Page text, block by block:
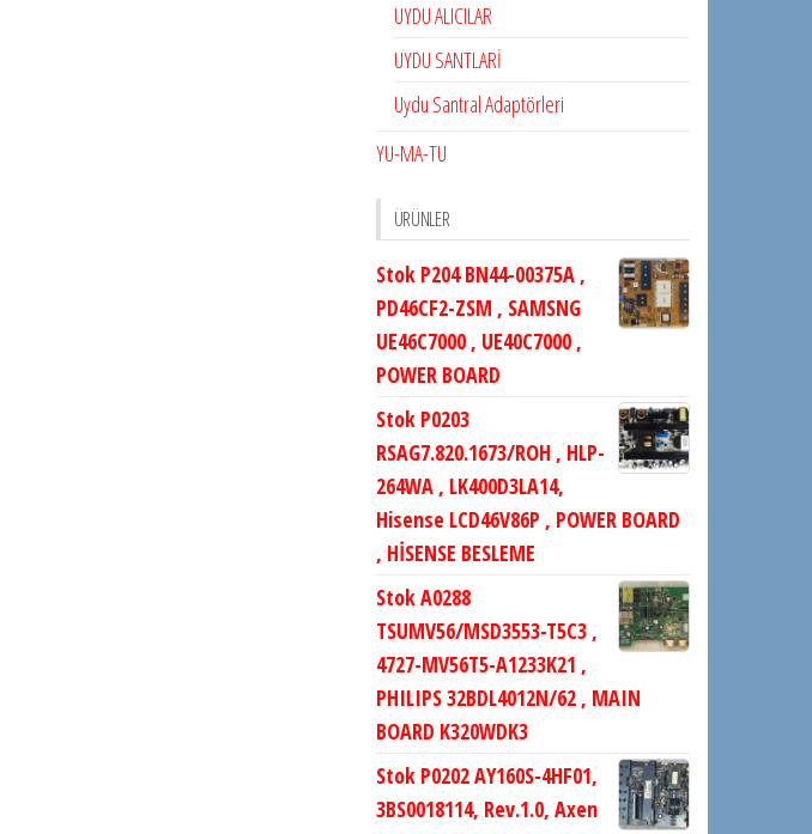
UYDU ALICILAR
UYDU SANTLARİ
Uydu Santral Adaptörleri
YU-MA-TU
ÜRÜNLER
Stok P204 BN44-00375A ,
PD46CF2-ZSM , SAMSNG
UE46C7000 , UE40C7000 ,
POWER BOARD
Stok P0203
RSAG7.820.1673/ROH , HLP-
264WA , LK400D3LA14,
Hisense LCD46V86P , POWER BOARD
, HİSENSE BESLEME
Stok A0288
TSUMV56/MSD3553-T5C3 ,
4727-MV56T5-A1233K21 ,
PHILIPS 32BDL4012N/62 , MAIN
BOARD K320WDK3
Stok P0202 AY160S-4HF01,
3BS0018114, Rev.1.0, Axen